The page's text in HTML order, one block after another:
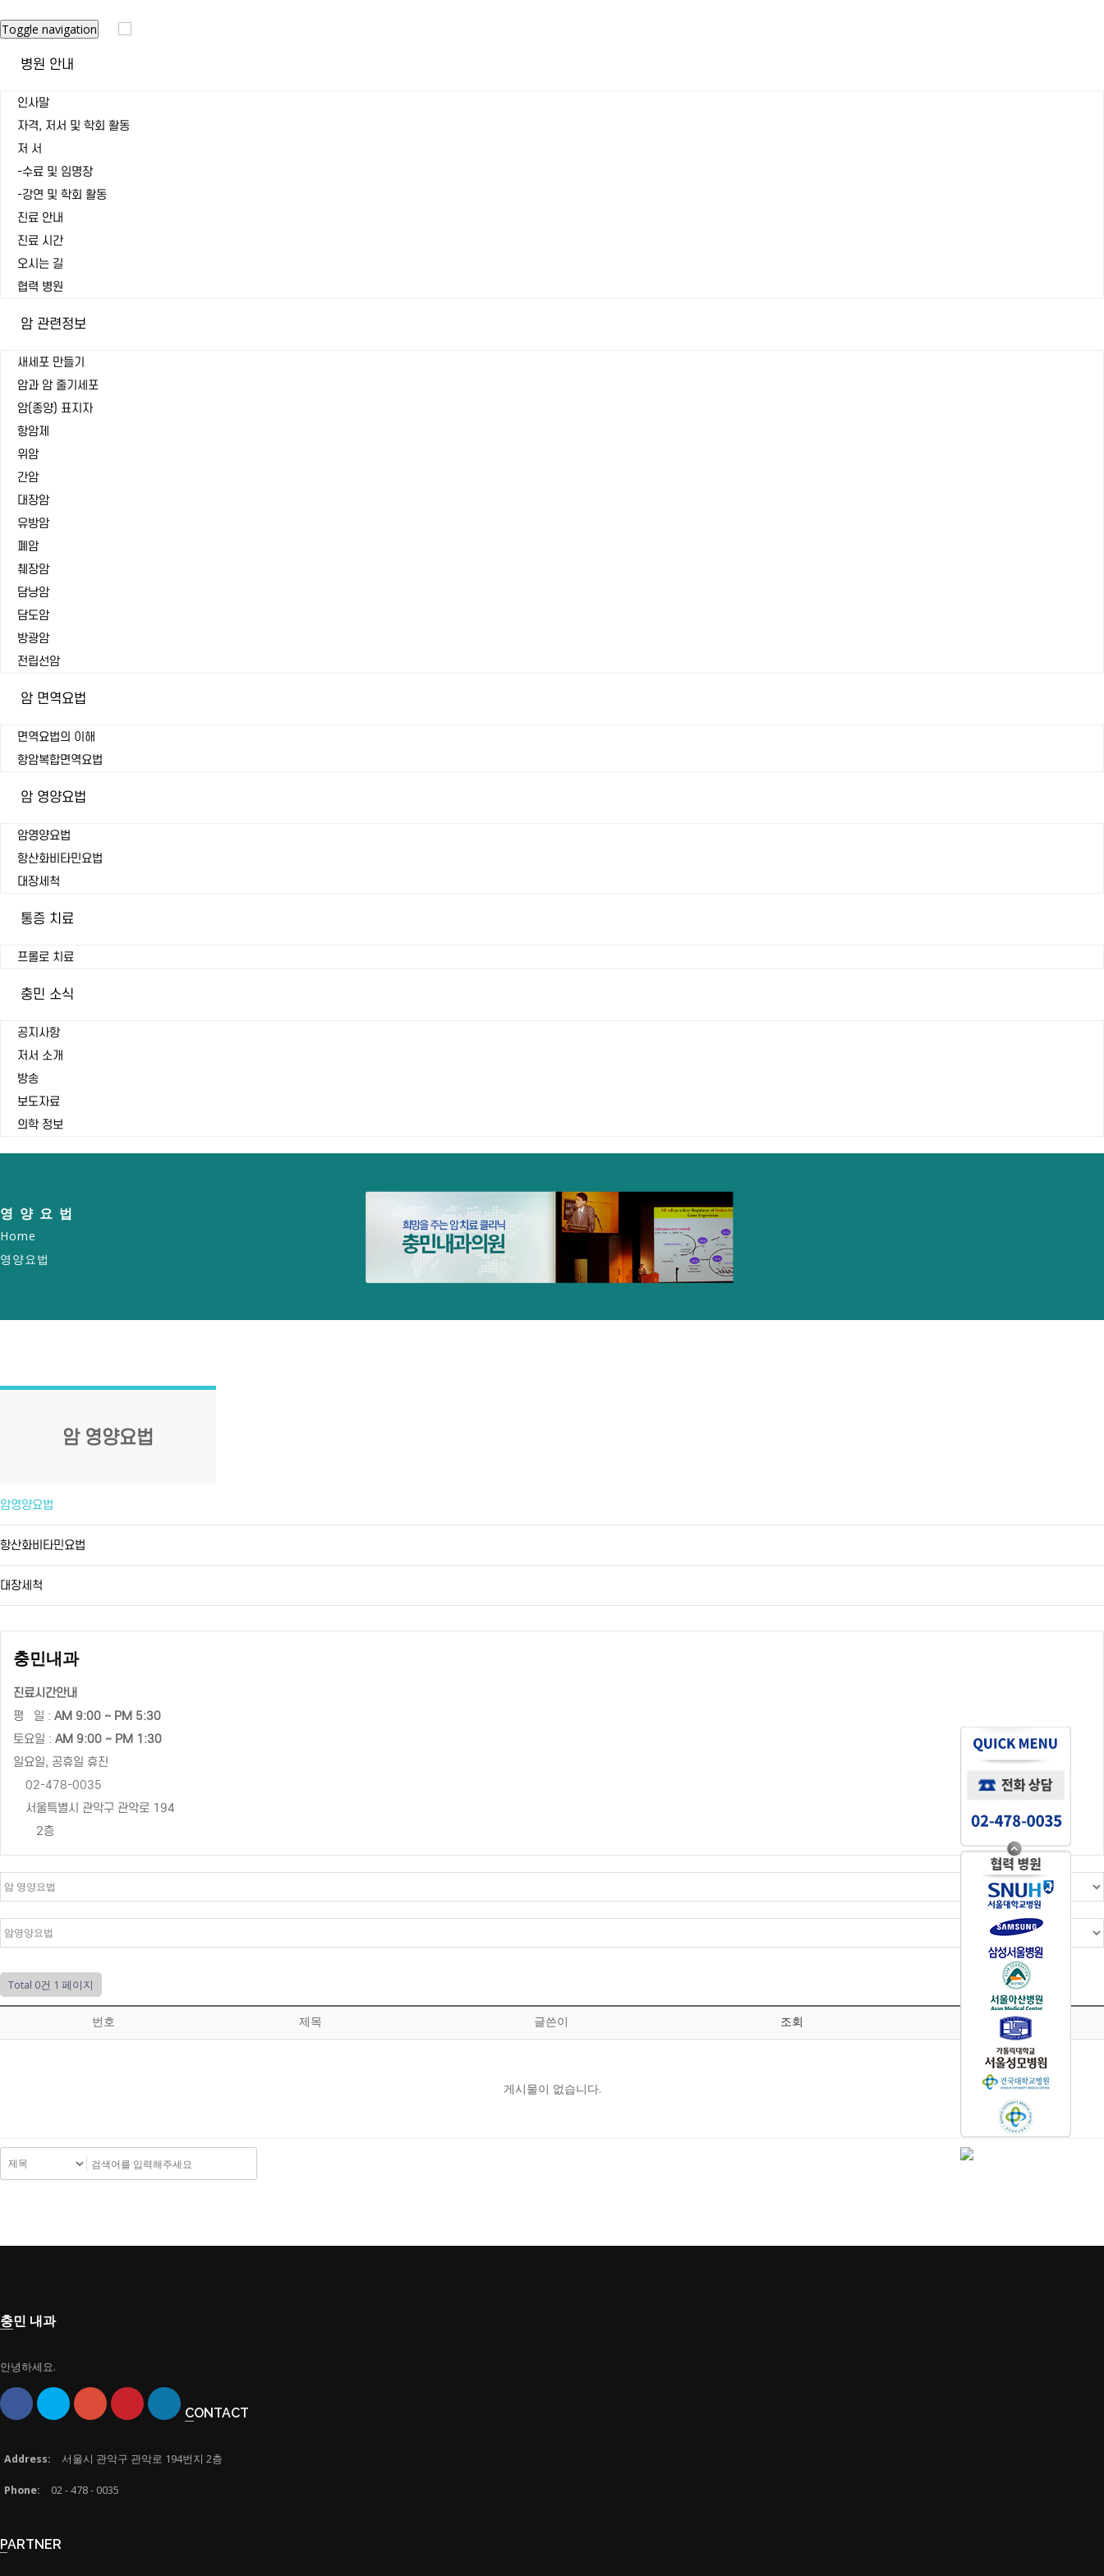
Toggle navigation
병원 안내
인사말
자격, 저서 및 학회 활동
저 서
-수료 및 임명장
-강연 및 학회 활동
진료 안내
진료 시간
오시는 길
협력 병원
암 관련정보
새세포 만들기
암과 암 줄기세포
암(종양) 표지자
항암제
위암
간암
대장암
유방암
폐암
췌장암
담낭암
담도암
방광암
전립선암
암 면역요법
면역요법의 이해
항암복합면역요법
암 영양요법
암영양요법
항산화비타민요법
대장세척
통증 치료
프롤로 치료
충민 소식
공지사항
저서 소개
방송
보도자료
의학 정보
영양요법
Home
영양요법
암 영양요법
암영양요법
항산화비타민요법
대장세척
충민내과
진료시간안내
평 일 : AM 9:00 ~ PM 5:30
토요일 : AM 9:00 ~ PM 1:30
일요일, 공휴일 휴진
02-478-0035
서울특별시 관악구 관악로 194
2층
Total 0건 1 페이지
번호 제목 글쓴이 조회 날짜
게시물이 없습니다.
충민 내과
안녕하세요.
CONTACT
Address: 서울시 관악구 관악로 194번지 2층
Phone: 02 - 478 - 0035
PARTNER